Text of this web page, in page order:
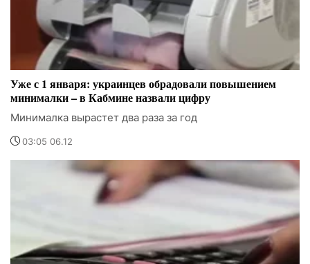
Уже с 1 января: украинцев обрадовали повышением
минималки – в Кабмине назвали цифру
Минималка вырастет два раза за год
03:05 06.12